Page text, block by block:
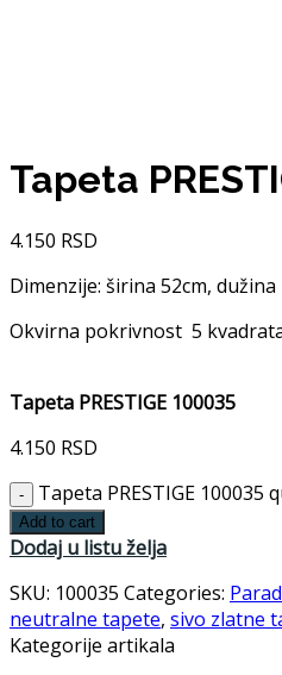
Tapeta
4.150 RSD
Dimenzije: širina 52cm, dužina
Okvirna pokrivnost 5
Tapeta PRESTIGE 100035
4.150 RSD
Tapeta PRESTIGE 100035
Add to cart
Dodaj u listu želja
SKU: 100035 Categories:
neutralne tapete, sivo zlatne
Kategorije artikala